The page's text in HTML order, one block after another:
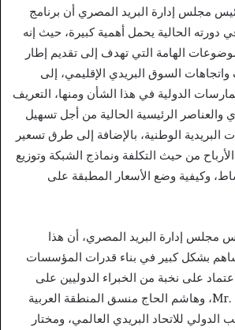
مجلس إدارة البريد المصري أن برنامج
في دورته الحالية يحمل أهمية كبيرة، حيث إنه
الهامة التي تهدف إلى تقديم إطار
السوق البريدي الإقليمي، إلى
الدولية في هذا الشأن ومنها، التعريف
والعناصر الرئيسية الحالية من أجل تسهيل
الوطنية، بالإضافة إلى طرق تسعير
من حيث التكلفة ونماذج الشبكة وتوزيع
وكيفية وضع الأسعار المطبقة على
مجلس إدارة البريد المصري، أن هذا
بشكل كبير في بناء قدرات المؤسسات
على نخبة من الخبراء الدوليين على
رأسهم Mr. Graeme LEE، وهاشم الحاج منسق المنطقة العربية
الدولي للاتحاد البريدي العالمي، ومختار